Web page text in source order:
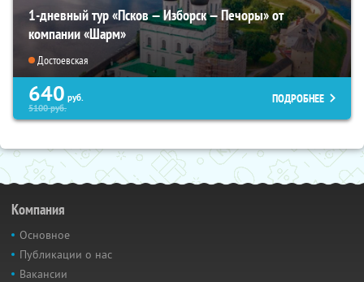
1-дневный тур «Псков — Изборск — Печоры» от
компании «Шарм»
Достоевская
640 руб.
5100руб.
ПОДРОБНЕЕ
Компания
Основное
Публикации о нас
Вакансии